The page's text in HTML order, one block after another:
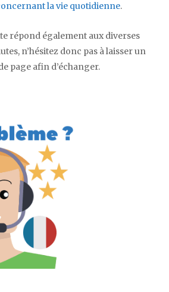
la vie quotidienne.
répond également aux diverses
n’hésitez donc pas à laisser un
page afin d’échanger.